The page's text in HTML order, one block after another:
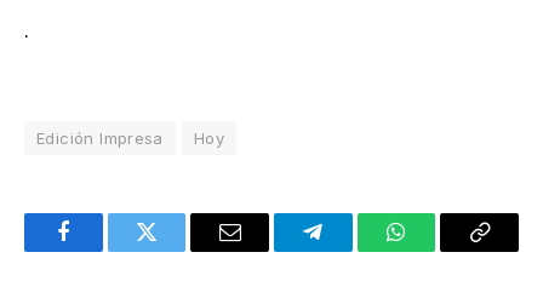
.
Edición Impresa Hoy
FacebookTwitter Email TelegramWhatsAppCopy